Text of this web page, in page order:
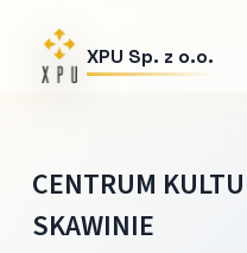
XPU Sp. z o.o.
CENTRUM
SKAWINIE